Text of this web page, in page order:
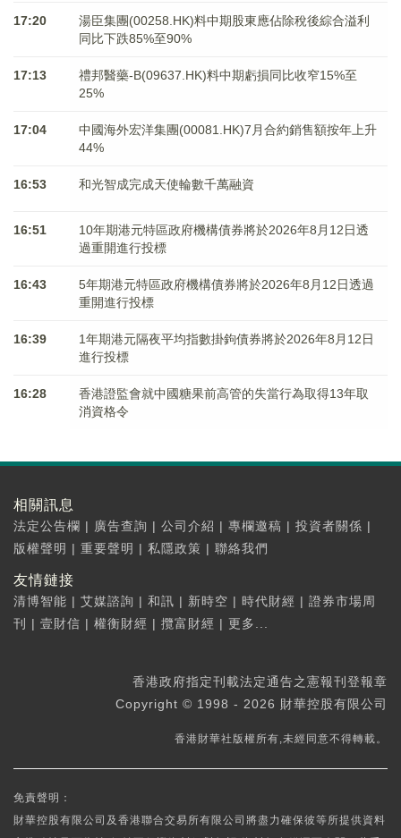
17:20
湯臣集團(00258.HK)料中期股東應佔除稅後綜合溢利
同比下跌85%至90%
17:13
禮邦醫藥-B(09637.HK)料中期虧損同比收窄15%至
25%
17:04
中國海外宏洋集團(00081.HK)7月合約銷售額按年上升
44%
16:53 和光智成完成天使輪數千萬融資
16:51
10年期港元特區政府機構債券將於2026年8月12日透
過重開進行投標
16:43
5年期港元特區政府機構債券將於2026年8月12日透過
重開進行投標
16:39
1年期港元隔夜平均指數掛鉤債券將於2026年8月12日
進行投標
16:28
香港證監會就中國糖果前高管的失當行為取得13年取
消資格令
相關訊息
法定公告欄 | 廣告查詢 | 公司介紹 | 專欄邀稿 | 投資者關係 |
版權聲明 | 重要聲明 | 私隱政策 | 聯絡我們
友情鏈接
清博智能 | 艾媒諮詢 | 和訊 | 新時空 | 時代財經 | 證券市場周
刊
| 壹財信 | 權衡財經 | 攬富財經 | 更多...
香港政府指定刊載法定通告之憲報刊登報章
Copyright © 1998 - 2026 財華控股有限公司
香港財華社版權所有,未經同意不得轉載。
免責聲明：
財華控股有限公司及香港聯合交易所有限公司將盡力確保彼等所提供資料